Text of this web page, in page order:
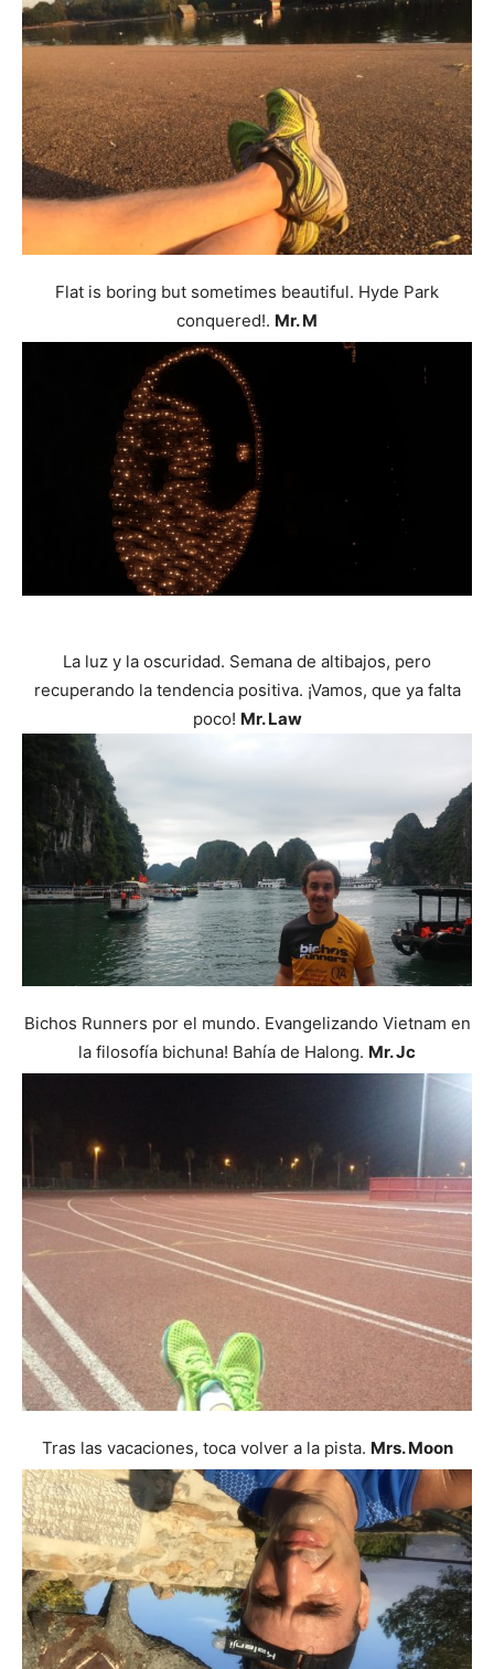
Flat is boring but sometimes beautiful. Hyde Park
conquered!. Mr. M
La luz y la oscuridad. Semana de altibajos, pero
recuperando la tendencia positiva. ¡Vamos, que ya falta
poco! Mr. Law
Bichos Runners por el mundo. Evangelizando Vietnam en
la filosofía bichuna! Bahía de Halong. Mr. Jc
Tras las vacaciones, toca volver a la pista. Mrs. Moon